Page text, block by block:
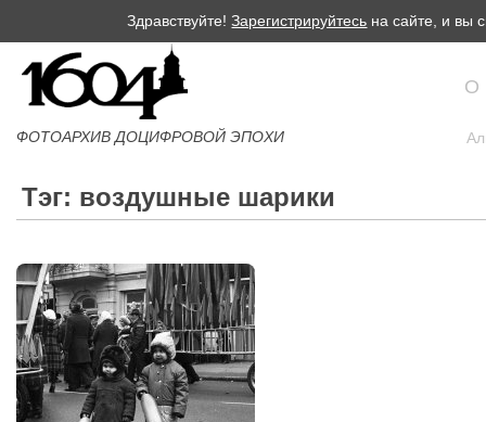
Здравствуйте!Зарегистрируйтесь на сайте, и вы
ФОТОАРХИВ ДОЦИФРОВОЙ ЭПОХИ
О
Тэг: воздушные шарики